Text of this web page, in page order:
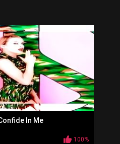
In Me
100%